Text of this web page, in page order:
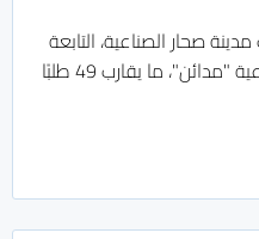
صحار الصناعية، التابعة
للمؤسسة العامة للمناطق الصناعية "مدائن"، ما يقارب 49 طلبًا